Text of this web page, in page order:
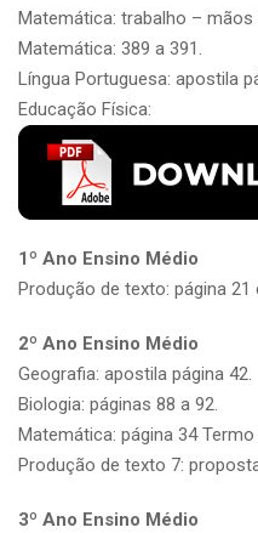
Matemática: trabalho – mãos
Matemática: 389 a 391.
Língua Portuguesa: apostila
Educação Física:
1º Ano Ensino Médio
Produção de texto: página 21
2º Ano Ensino Médio
Geografia: apostila página 42.
Biologia: páginas 88 a 92.
Matemática: página 34
Produção de texto 7:
3º Ano Ensino Médio